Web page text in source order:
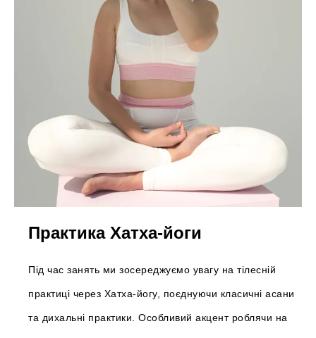
Практика Хатха-йоги
Під час занять ми зосереджуємо увагу на тілесній
практиці через Хатха-йогу, поєднуючи класичні асани
та дихальні практики. Особливий акцент роблячи на